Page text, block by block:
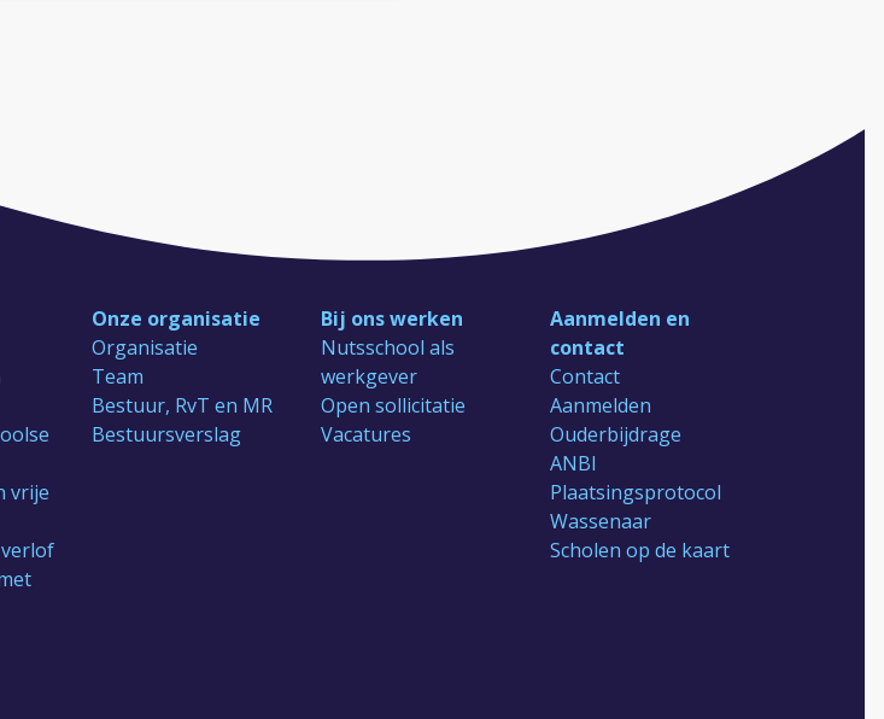
vrije
Onze organisatie
Organisatie
Team
Bestuur, RvT en MR
Bestuursverslag
Bij ons werken
Nutsschool als
werkgever
Open sollicitatie
Vacatures
Aanmelden en
contact
Contact
Aanmelden
Ouderbijdrage
ANBI
Plaatsingsprotocol
Wassenaar
Scholen op de kaart